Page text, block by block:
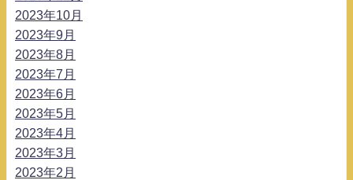
2023年10月
2023年9月
2023年8月
2023年7月
2023年6月
2023年5月
2023年4月
2023年3月
2023年2月